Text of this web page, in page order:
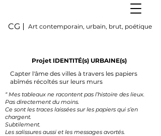
CG Art contemporain, urbain, brut, poétique
Projet IDENTITÉ(s) URBAINE(s)
Capter l'âme des villes à travers les papiers
abîmés récoltés sur leurs murs
“ Mes tableaux ne racontent pas l’histoire des lieux.
Pas directement du moins.
Ce sont les traces laissées sur les papiers qui s’en
chargent.
Subtilement.
Les salissures aussi etles messages avortés.